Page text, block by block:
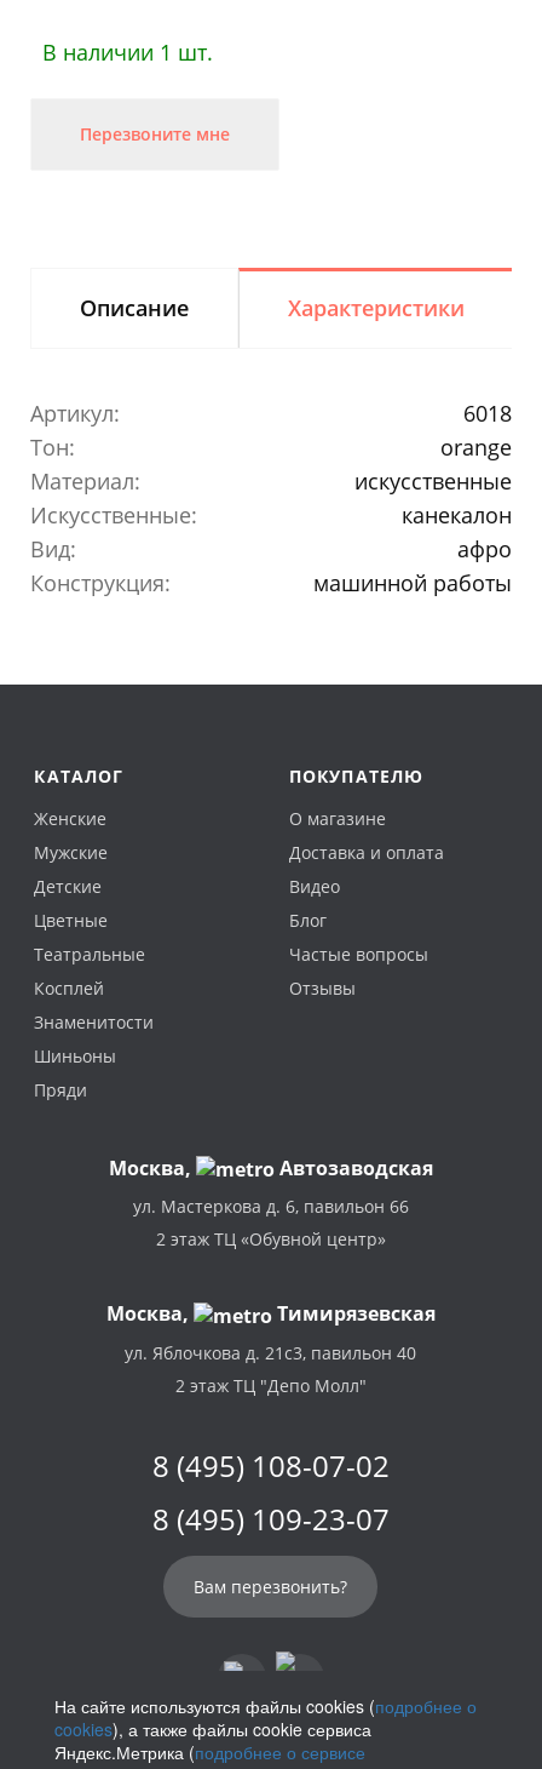
В наличии 1 шт.
Перезвоните мне
Описание Характеристики
Артикул:
6018
Тон:
orange
Материал:
искусственные
Искусственные:
канекалон
Вид:
афро
Конструкция:
машинной работы
КАТАЛОГ
Женские
Мужские
Детские
Цветные
Театральные
Косплей
Знаменитости
Шиньоны
Пряди
ПОКУПАТЕЛЮ
О магазине
Доставка и оплата
Видео
Блог
Частые вопросы
Отзывы
Москва, Автозаводская
ул. Мастеркова д. 6, павильон 66
2 этаж ТЦ «Обувной центр»
Москва, Тимирязевская
ул. Яблочкова д. 21с3, павильон 40
2 этаж ТЦ "Депо Молл"
8 (495) 108-07-02
8 (495) 109-23-07
Вам перезвонить?
info@parikof.ru
На сайте используются файлы cookies (подробнее о
cookies), а также файлы cookie сервиса
Яндекс.Метрика (подробнее о сервисе